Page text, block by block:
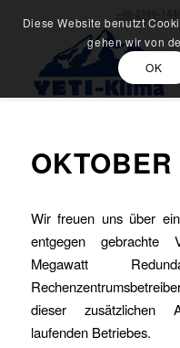
Wir freuen uns über
entgegen gebrachte
Megawatt
dieser zusätzlichen
laufenden Betriebes.
Diese Website benutzt
gehen wir von
OK